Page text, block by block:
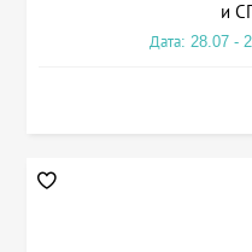
и
Дата: 28.07 -